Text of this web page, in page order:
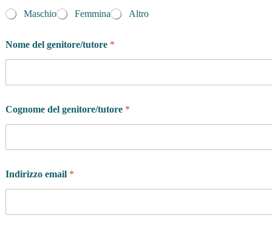
Maschio Femmina Altro
Nome del genitore/tutore *
Cognome del genitore/tutore *
Indirizzo email *